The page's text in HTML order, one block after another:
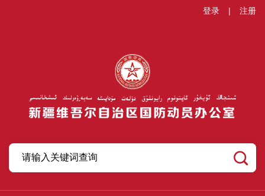
登录 | 注册